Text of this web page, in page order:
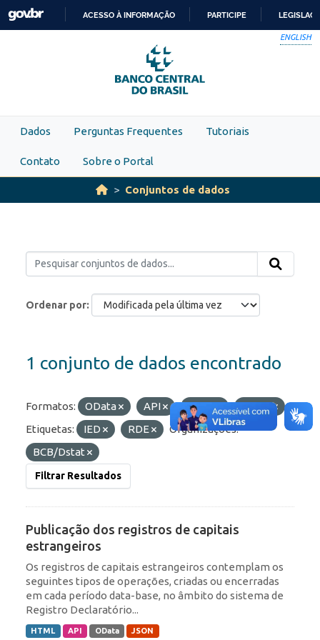
Skip to main content
PARA
O
CONTEÚDO
ACESSO À INFORMAÇÃO PARTICIPE
ENGLISH
Dados Perguntas Frequentes Tutoriais
Contato Sobre o Portal
Conjuntos de dados
Ordenar por
1 conjunto de dados encontrado
Formatos: OData API JSON
HTML
Etiquetas:
IED RDE
Organizações:
BCB/Dstat
Filtrar Resultados
Publicação dos registros de capitais
estrangeiros
Os registros de capitais estrangeiros contemplam os
seguintes tipos de operações, criadas ou encerradas
em cada período data-base, no âmbito do sistema de
Registro Declaratório...
HTML API OData JSON